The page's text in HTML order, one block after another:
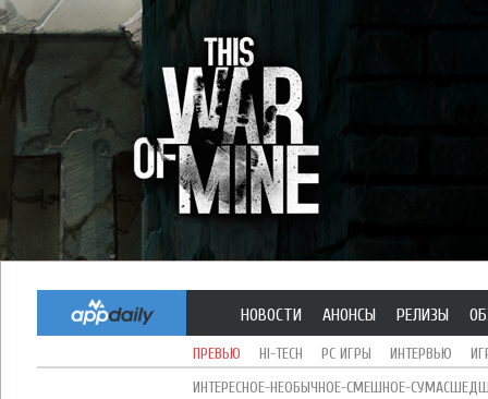
НОВОСТИ АНОНСЫ РЕЛИЗЫ
ПРЕВЬЮ HI-TECH PC ИГРЫ ИНТЕРВЬЮ
ИНТЕРЕСНОЕ-НЕОБЫЧНОЕ-СМЕШНОЕ-